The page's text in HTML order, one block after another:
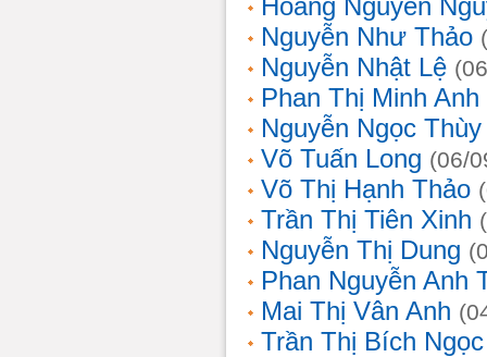
Hoàng Nguyễn
Nguyễn Như Thảo
Nguyễn Nhật Lệ
Phan Thị Minh Anh
Nguyễn Ngọc
Võ Tuấn Long (06/
Võ Thị Hạnh Thảo
Trần Thị Tiên Xinh
Nguyễn Thị Dung
Phan Nguyễn Anh
Mai Thị Vân Anh
Trần Thị Bích Ngọc